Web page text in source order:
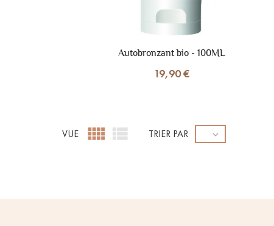
Autobronzant bio - 100ML
19,90 €
VUE   TRIER PAR 